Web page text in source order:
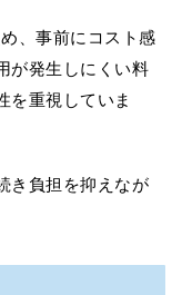
、事前にコスト感
が発生しにくい料
を重視していま
き負担を抑えなが